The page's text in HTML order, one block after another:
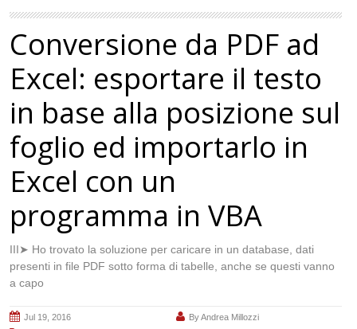
Conversione da PDF ad
Excel: esportare il testo
in base alla posizione sul
foglio ed importarlo in
Excel con un
programma in VBA
III➤ Ho trovato la soluzione per caricare in un database, dati
presenti in file PDF sotto forma di tabelle, anche se questi vanno
a capo
Jul 19, 2016 ByAndrea Millozzi